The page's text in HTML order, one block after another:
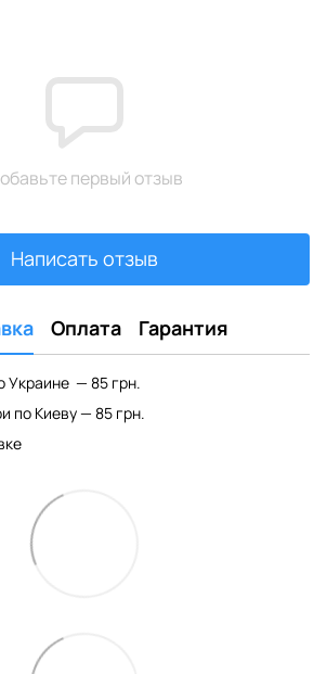
первый отзыв
Написать отзыв
Оплата Гарантия
Украине — 85 грн.
по Киеву — 85 грн.